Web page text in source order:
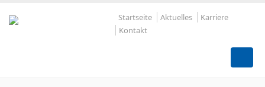
Startseite Aktuelles
Karriere
Kontakt